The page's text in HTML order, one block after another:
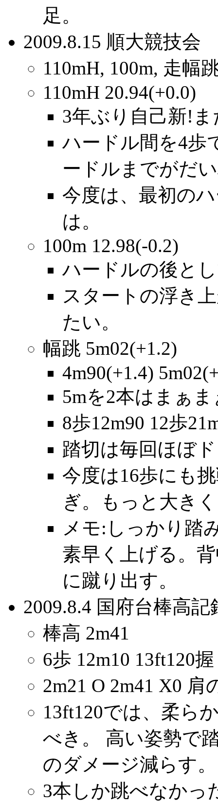
足。
2009.8.15 順大競技会
110mH, 100m, 走幅
110mH 20.94(+0.0)
3年ぶり自己新!
ハードル間を4歩
ードルまでがだ
今度は、最初の
は。
100m 12.98(-0.2)
ハードルの後と
スタートの浮き
たい。
幅跳 5m02(+1.2)
4m90(+1.4)
5mを2本はまぁま
8歩12m90 12歩
踏切は毎回ほぼ
今度は16歩にも
ぎ。もっと大き
メモ:しっかり踏
素早く上げる。
に蹴り出す。
2009.8.4 国府台棒高記
棒高 2m41
6歩 12m10 13ft120
2m21 O 2m41 X0
13ft120では、柔ら
べき。 高い姿勢で
のダメージ減らす。
3本しか跳べなかっ